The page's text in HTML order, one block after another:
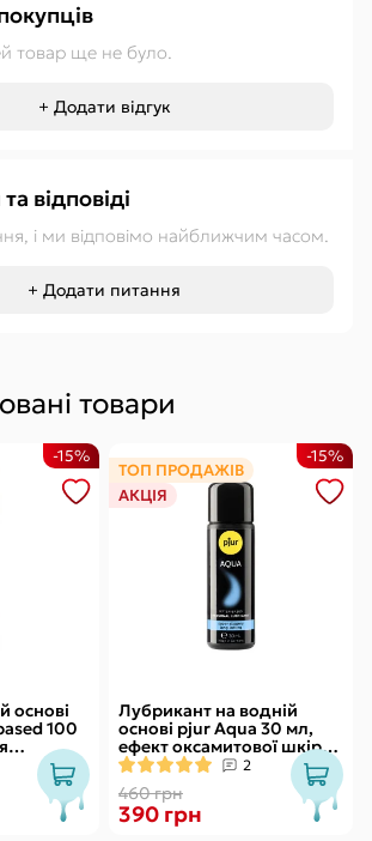
товар ще не було.
+ Додати відгук
відповіді
і ми відповімо найближчим часом.
+ Додати питання
товари
основі
100
ціна/
-15%
ТОП ПРОДАЖІВ
АКЦІЯ
Лубрикант на водній
основі pjur Aqua 30 мл,
ефект оксамитової шкіри
без прилипання
2
460 грн
-15%
390 грн